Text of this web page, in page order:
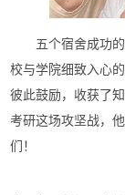
五个宿舍成功
校与学院细致入心
彼此鼓励，收获了
考研这场攻坚战，
们！